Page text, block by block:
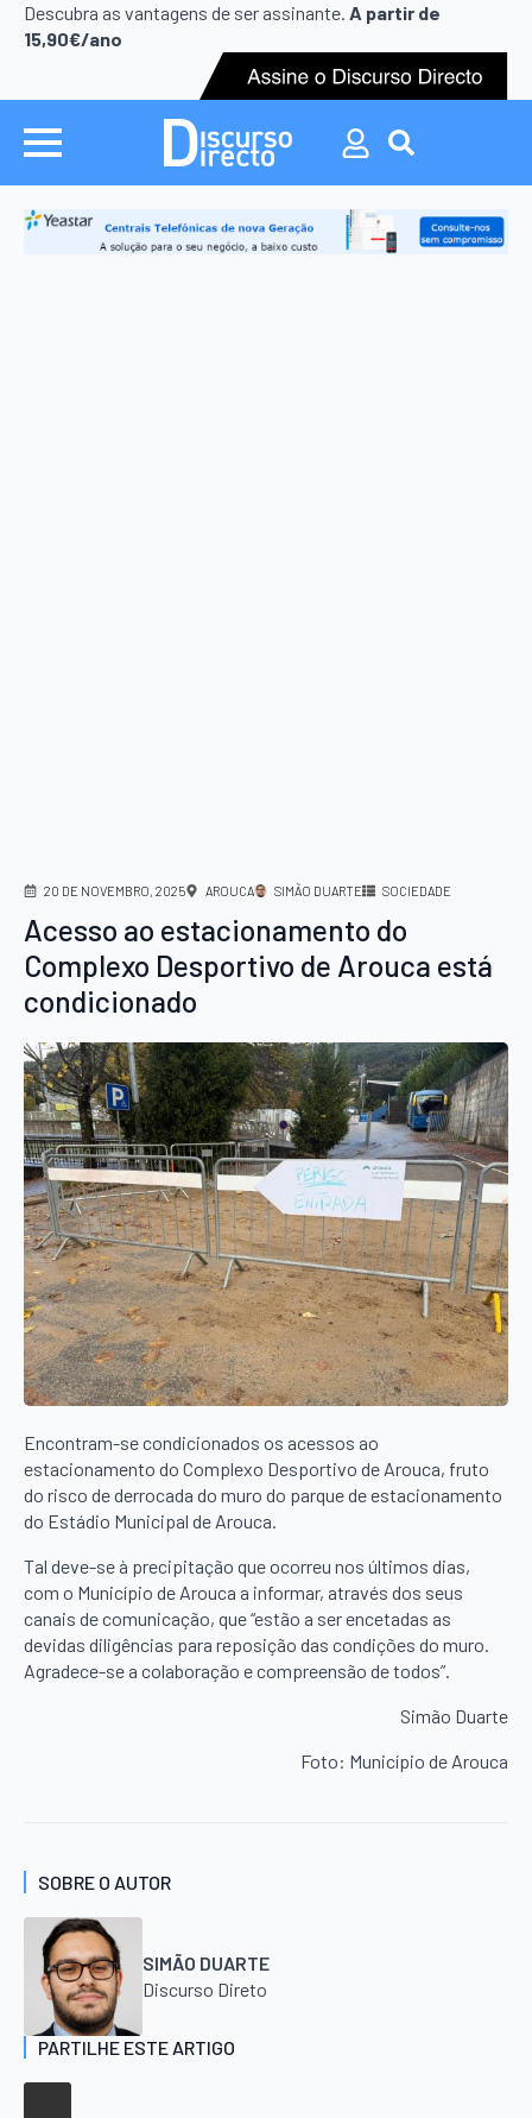
Descubra as vantagens de ser assinante. A partir de
15,90€/ano
Search
for:
Search
20 DE NOVEMBRO, 2025 AROUCA SIMÃO DUARTE SOCIEDADE
Acesso ao estacionamento do
Complexo Desportivo de Arouca está
condicionado
Encontram-se condicionados os acessos ao
estacionamento do Complexo Desportivo de Arouca, fruto
do risco de derrocada do muro do parque de estacionamento
do Estádio Municipal de Arouca.
Tal deve-se à precipitação que ocorreu nos últimos dias,
com o Município de Arouca a informar, através dos seus
canais de comunicação, que “estão a ser encetadas as
devidas diligências para reposição das condições do muro.
Agradece-se a colaboração e compreensão de todos”.
Simão Duarte
Foto: Município de Arouca
SOBRE O AUTOR
SIMÃO DUARTE
Discurso Direto
PARTILHE ESTE ARTIGO